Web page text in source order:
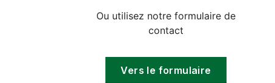
Ou utilisez notre formulaire de
contact
Vers le formulaire